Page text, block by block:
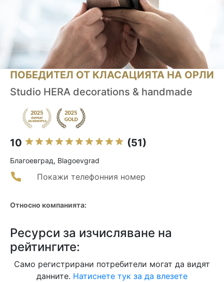
ПОБЕДИТЕЛ ОТ КЛАСАЦИЯТА НА ОРЛИ
Studio HERA decorations & handmade
10 (51)
Благоевград, Blagoevgrad
Покажи телефонния номер
Относно компанията:
Ресурси за изчисляване на
рейтингите:
Само регистрирани потребители могат да видят
данните. Натиснете тук за да влезете